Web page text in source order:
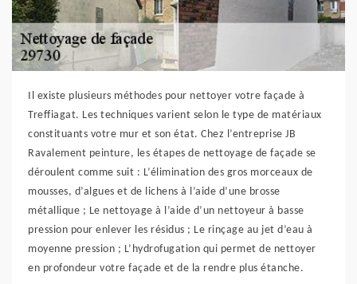
Il existe plusieurs méthodes pour nettoyer votre façade à
Treffiagat. Les techniques varient selon le type de matériaux
constituants votre mur et son état. Chez l’entreprise JB
Ravalement peinture, les étapes de nettoyage de façade se
déroulent comme suit : L’élimination des gros morceaux de
mousses, d’algues et de lichens à l’aide d’une brosse
métallique ; Le nettoyage à l’aide d’un nettoyeur à basse
pression pour enlever les résidus ; Le rinçage au jet d’eau à
moyenne pression ; L’hydrofugation qui permet de nettoyer
en profondeur votre façade et de la rendre plus étanche.